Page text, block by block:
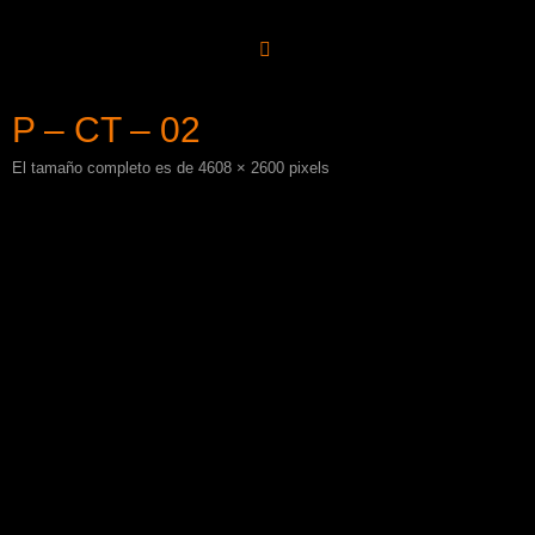
P – CT – 02
El tamaño completo es de 4608 × 2600 pixels